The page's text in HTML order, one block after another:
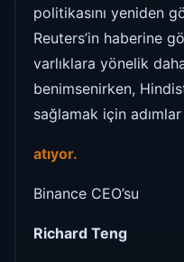
politikasını yeniden
Reuters’in haberine
varlıklara yönelik daha
benimsenirken,
sağlamak için adımlar
atıyor.
Binance CEO’su
Richard Teng